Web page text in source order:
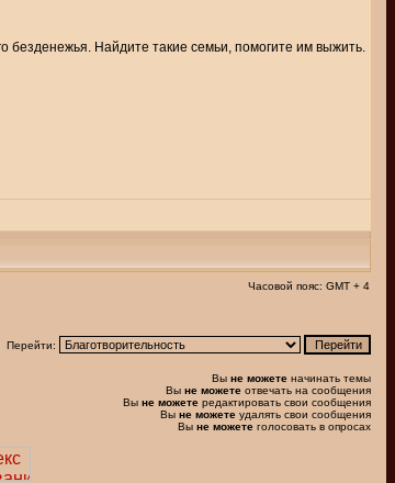
Найдите такие семьи, помогите им выжить.
Часовой пояс: GMT + 4
Перейти:
Вы не можете начинать темы
Вы не можете отвечать на сообщения
Вы не можете редактировать свои сообщения
Вы не можете удалять свои сообщения
Вы не можете голосовать в опросах